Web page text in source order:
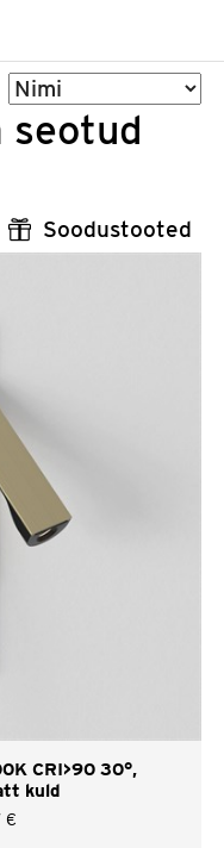
Sorteeri
seotud
Soodustooted
CRI>90 30°,
kuld
€